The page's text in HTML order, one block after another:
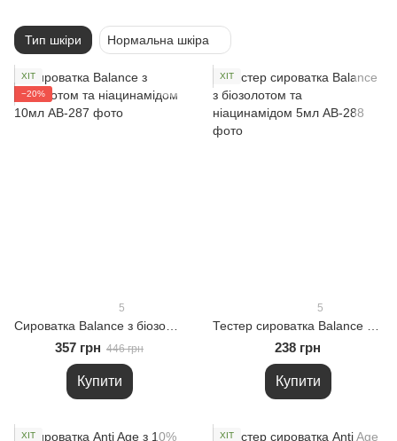
Тип шкіри Нормальна шкіра
ХІТ
−20%
5
357 грн 446 грн
Купити
ХІТ
5
238 грн
Купити
ХІТ
ХІТ